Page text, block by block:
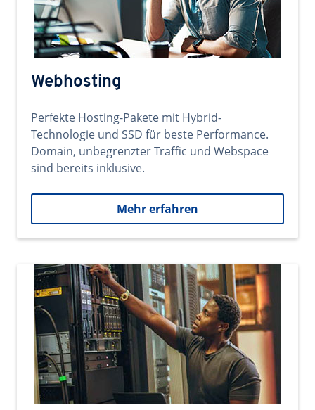
Webhosting
Perfekte Hosting-Pakete mit Hybrid-
Technologie und SSD für beste Performance.
Domain, unbegrenzter Traffic und Webspace
sind bereits inklusive.
Mehr erfahren